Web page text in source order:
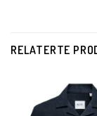
RELATERTE